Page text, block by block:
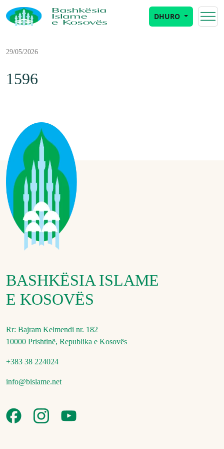
DHURO
29/05/2026
1596
BASHKËSIA ISLAME
E KOSOVËS
Rr: Bajram Kelmendi nr. 182
10000 Prishtinë, Republika e Kosovës
+383 38 224024
info@bislame.net